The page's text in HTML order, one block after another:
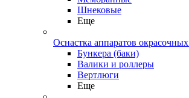
Шнековые
Еще
Оснастка аппаратов окрасочных
Бункера (баки)
Валики и роллеры
Вертлюги
Еще